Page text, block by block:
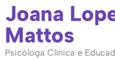
Joana
Mattos
Psicóloga Clínica e